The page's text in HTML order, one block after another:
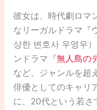
彼女は、時代劇ロマ
なリーガルドラマ『
상한 변호사 우영우
ンドラマ『無人島の
など、ジャンルを超
俳優としてのキャリ
に、20代という若さ